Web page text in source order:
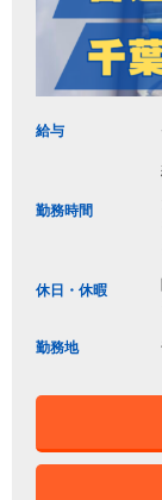
給与
勤務時間
休日・休暇
勤務地